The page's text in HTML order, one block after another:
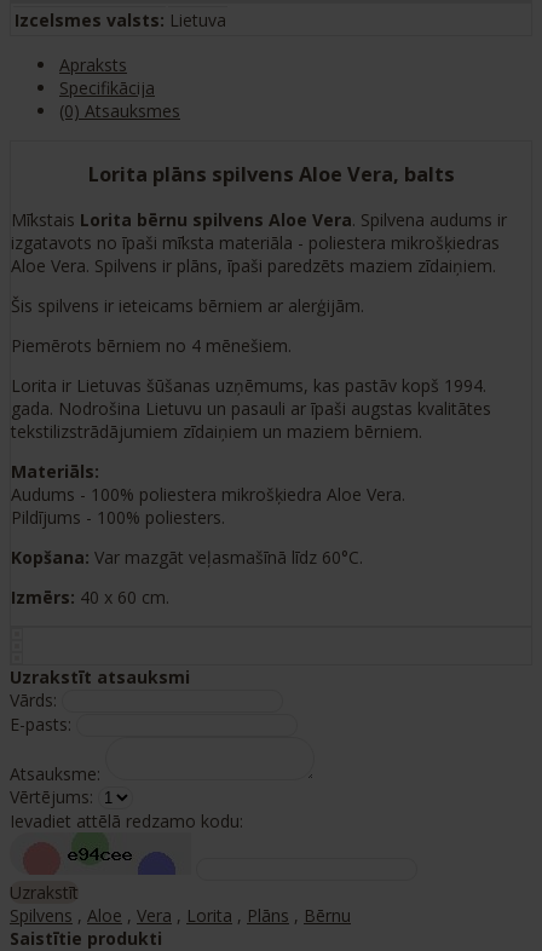
Izcelsmes valsts: Lietuva
Apraksts
Specifikācija
(0) Atsauksmes
Lorita plāns spilvens Aloe Vera, balts
Mīkstais Lorita bērnu spilvens Aloe Vera. Spilvena audums ir
izgatavots no īpaši mīksta materiāla - poliestera mikrošķiedras
Aloe Vera. Spilvens ir plāns, īpaši paredzēts maziem zīdaiņiem.
Šis spilvens ir ieteicams bērniem ar alerģijām.
Piemērots bērniem no 4 mēnešiem.
Lorita ir Lietuvas šūšanas uzņēmums, kas pastāv kopš 1994.
gada. Nodrošina Lietuvu un pasauli ar īpaši augstas kvalitātes
tekstilizstrādājumiem zīdaiņiem un maziem bērniem.
Materiāls:
Audums - 100% poliestera mikrošķiedra Aloe Vera.
Pildījums - 100% poliesters.
Kopšana: Var mazgāt veļasmašīnā līdz 60°C.
Izmērs: 40 x 60 cm.
Uzrakstīt atsauksmi
Vārds:
E-pasts:
Atsauksme:
Vērtējums:
Ievadiet attēlā redzamo kodu:
Uzrakstīt
Spilvens , Aloe , Vera , Lorita , Plāns , Bērnu
Saistītie produkti